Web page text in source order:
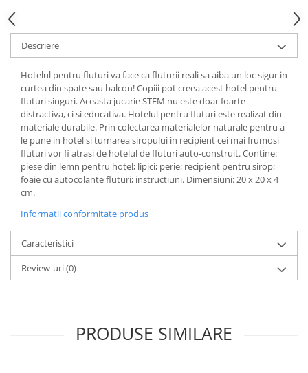
Descriere
Hotelul pentru fluturi va face ca fluturii reali sa aiba un loc sigur in
curtea din spate sau balcon! Copiii pot creea acest hotel pentru
fluturi singuri. Aceasta jucarie STEM nu este doar foarte
distractiva, ci si educativa. Hotelul pentru fluturi este realizat din
materiale durabile. Prin colectarea materialelor naturale pentru a
le pune in hotel si turnarea siropului in recipient cei mai frumosi
fluturi vor fi atrasi de hotelul de fluturi auto-construit. Contine:
piese din lemn pentru hotel; lipici; perie; recipient pentru sirop;
foaie cu autocolante fluturi; instructiuni. Dimensiuni: 20 x 20 x 4
cm.
Informatii conformitate produs
Caracteristici
Review-uri(0)
PRODUSE SIMILARE